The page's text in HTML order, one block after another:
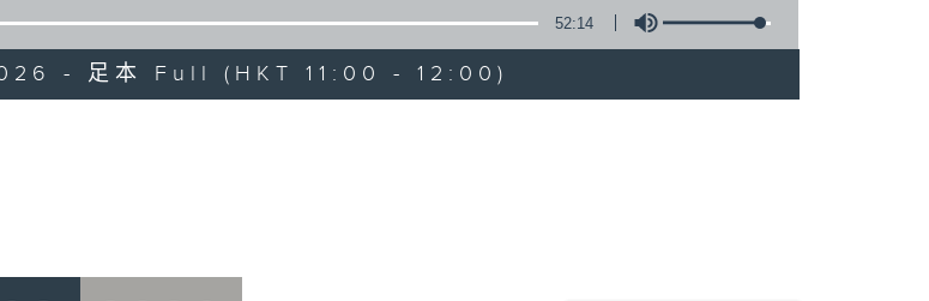
52:14
- 足本 Full (HKT 11:00 - 12:00)